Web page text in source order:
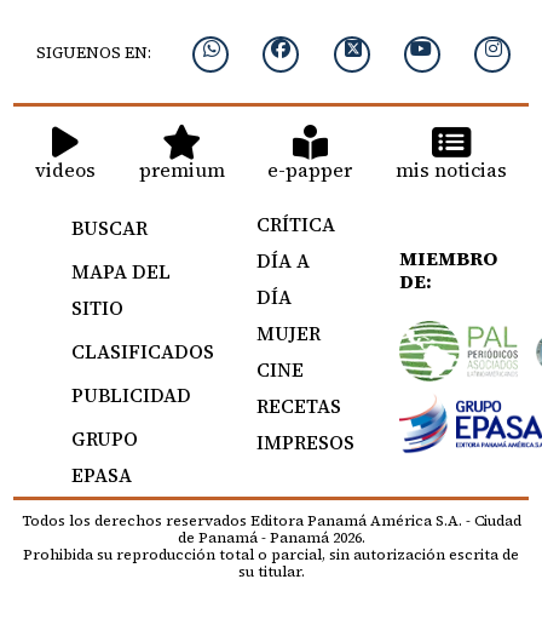
SIGUENOS EN:
videos premium e-papper mis noticias
BUSCAR
MAPA DEL
SITIO
CLASIFICADOS
PUBLICIDAD
GRUPO
EPASA
CRÍTICA
DÍA A
DÍA
MUJER
CINE
RECETAS
IMPRESOS
MIEMBRO
DE:
Todos los derechos reservados Editora Panamá América S.A. - Ciudad
de Panamá - Panamá 2026.
Prohibida su reproducción total o parcial, sin autorización escrita de
su titular.